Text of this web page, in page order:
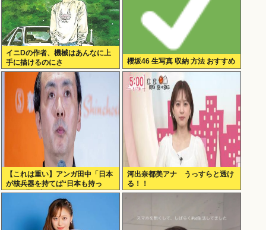
イニDの作者、機械はあんなに上
手に描けるのにさ
櫻坂46 生写真 収納 方法 おすすめ
【これは重い】アンガ田中「日本
が核兵器を持てば“日本も持っ
た”と世界中に広がる」
河出奈都美アナ うっすらと透け
る！！